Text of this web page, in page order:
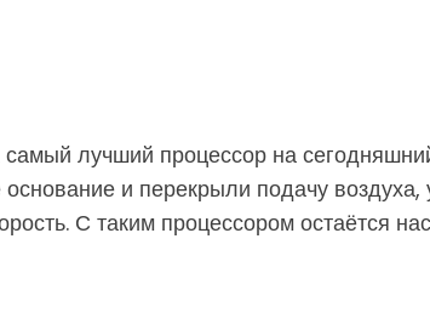
лучший процессор на
основание и перекрыли подачу воздуха,
С таким процессором остаётся